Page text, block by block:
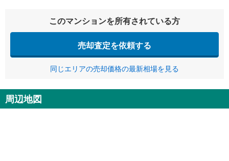
このマンションを所有されている方
売却査定を依頼する
同じエリアの売却価格の最新相場を見る
周辺地図